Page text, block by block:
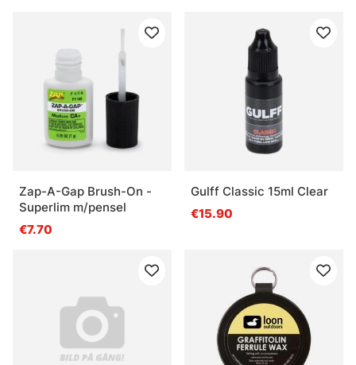
Zap-A-Gap Brush-On -
Superlim m/pensel
€7.70
Gulff Classic 15ml Clear
€15.90